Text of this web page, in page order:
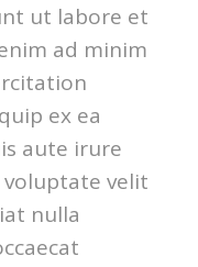
ut labore et
ad minim
ex ea
aute irure
velit
nulla